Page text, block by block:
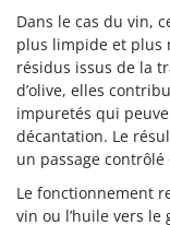
Dans le cas du vin,
plus limpide et plus
résidus issus de la
d’olive, elles
impuretés qui
décantation. Le
un passage
Le fonctionnement
vin ou l’huile vers